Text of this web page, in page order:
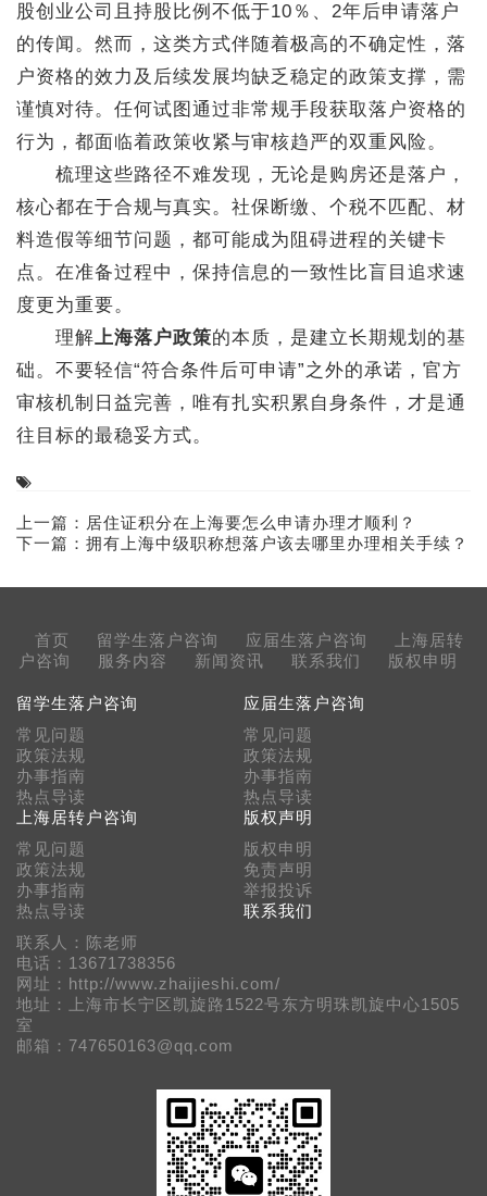
股创业公司且持股比例不低于10％、2年后申请落户
的传闻。然而，这类方式伴随着极高的不确定性，落
户资格的效力及后续发展均缺乏稳定的政策支撑，需
谨慎对待。任何试图通过非常规手段获取落户资格的
行为，都面临着政策收紧与审核趋严的双重风险。
梳理这些路径不难发现，无论是购房还是落户，
核心都在于合规与真实。社保断缴、个税不匹配、材
料造假等细节问题，都可能成为阻碍进程的关键卡
点。在准备过程中，保持信息的一致性比盲目追求速
度更为重要。
理解上海落户政策的本质，是建立长期规划的基
础。不要轻信“符合条件后可申请”之外的承诺，官方
审核机制日益完善，唯有扎实积累自身条件，才是通
往目标的最稳妥方式。
上一篇： 居住证积分在上海要怎么申请办理才顺利？
下一篇： 拥有上海中级职称想落户该去哪里办理相关手续？
首页 留学生落户咨询 应届生落户咨询
上海居转
户咨询
服务内容 新闻资讯 联系我们 版权申明
留学生落户咨询
常见问题
政策法规
办事指南
热点导读
应届生落户咨询
常见问题
政策法规
办事指南
热点导读
上海居转户咨询
常见问题
政策法规
办事指南
热点导读
版权声明
版权申明
免责声明
举报投诉
联系我们
联系人：陈老师
电话：13671738356
网址：http://www.zhaijieshi.com/
地址：上海市长宁区凯旋路1522号东方明珠凯旋中心1505
室
邮箱：747650163@qq.com